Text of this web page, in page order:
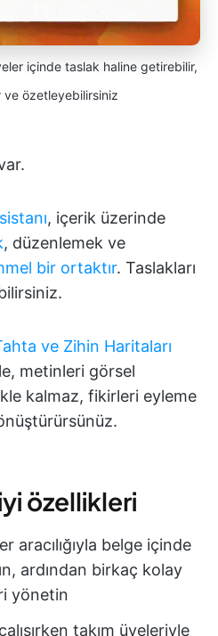
içinde taslak haline getirebilir,
özetleyebilirsiniz
, içerik üzerinde
, düzenlemek ve
bir ortaktır. Taslakları
ve Zihin Haritaları
metinleri görsel
kalmaz, fikirleri eyleme
özellikleri
aracılığıyla belge içinde
ardından birkaç kolay
yönetin
takım üyeleriyle